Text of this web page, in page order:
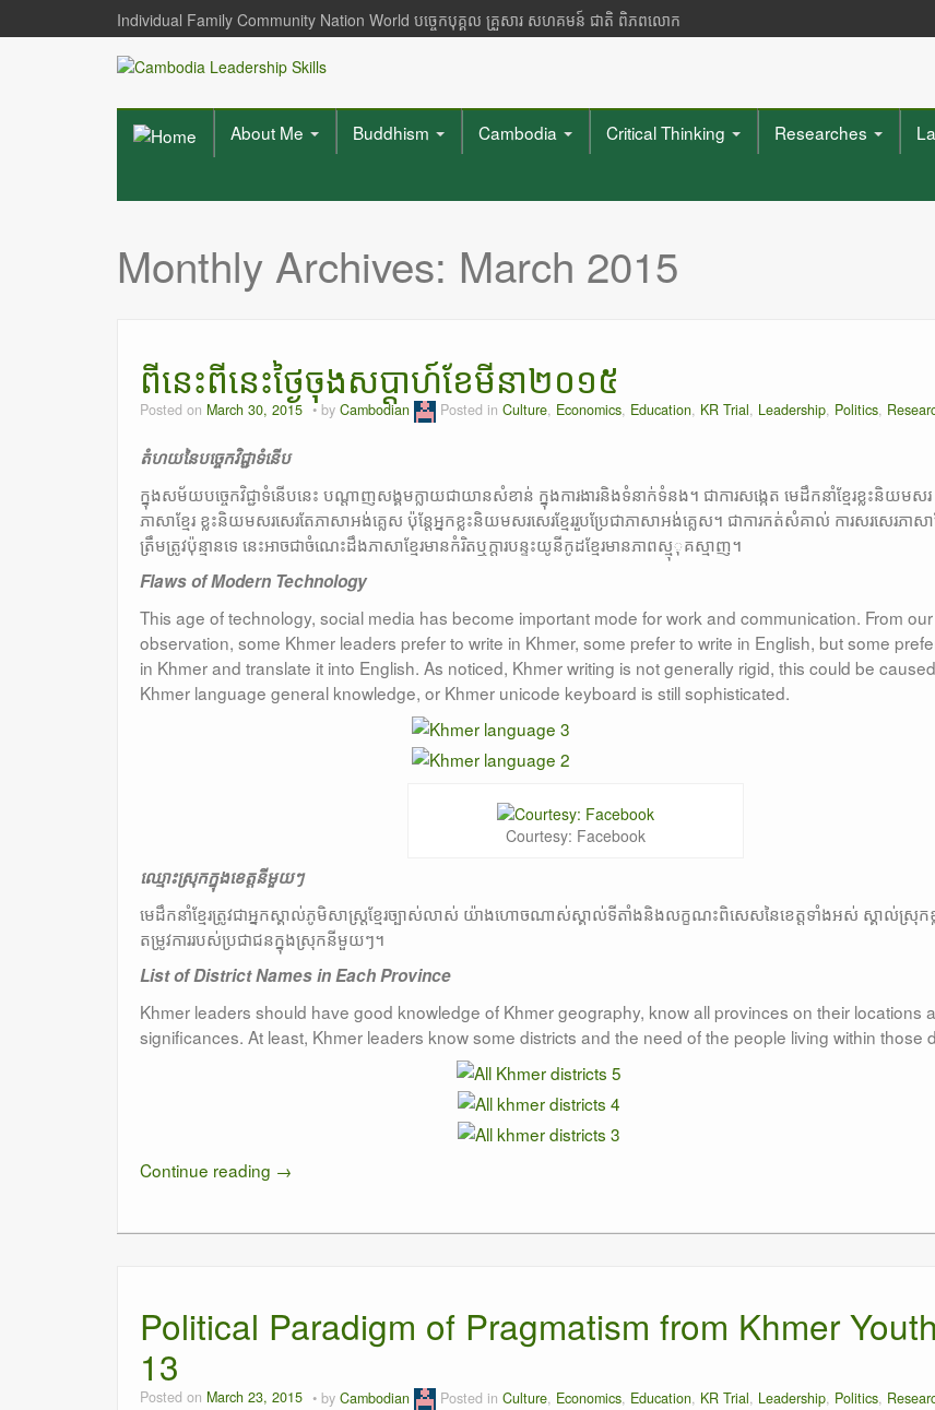
Individual Family Community Nation World បចេ្ចកបុគ្គល គ្រួសារ សហគមន៍ ជាតិ ពិភពលោក
About Me Buddhism Cambodia Critical Thinking Researches
Monthly Archives: March 2015
ពីនេះពីនេះថ្ងៃចុងសប្តាហ៍ខែមីនា២០១៥
Posted on March 30, 2015 by Cambodian Posted in Culture, Economics, Education, KR Trial, Leadership, Politics,
តំហយនៃបច្ចេកវិជ្ជាទំនេីប
ក្នុងសម័យបច្ចេកវិជ្ជាទំនេីបនេះ បណ្តាញសង្គមក្លាយជាយានសំខាន់ ក្នុងការងារនិងទំនាក់ទំនង។ ជាការសង្កេត មេដឹកនាំខ្មែរខ្លះនិយមសរ
ភាសាខ្មែរ ខ្លះនិយមសរសេរតែភាសាអង់គ្លេស ប៉ុន្តែអ្នកខ្លះនិយមសរសេរខ្មែររួបប្រែជាភាសាអង់គ្លេស។ ជាការកត់សំគាល់ ការសរសេរភាសា
ត្រឹមត្រូវប៉ុន្មានទេ នេះអាចជាចំណេះដឹងភាសាខ្មែរមានកំរិតឬក្តារបន្ទះយូនីកូដខ្មែរមានភាពស្មុុគស្មាញ។
Flaws of Modern Technology
This age of technology, social media has become important mode for work and communication. From our
observation, some Khmer leaders prefer to write in Khmer, some prefer to write in English, but some
in Khmer and translate it into English. As noticed, Khmer writing is not generally rigid, this could be
Khmer language general knowledge, or Khmer unicode keyboard is still sophisticated.
Courtesy: Facebook
ឈ្មោះស្រុកក្នុងខេត្តនីមួយៗ
មេដឹកនាំខ្មែរត្រូវជាអ្នកស្គាល់ភូមិសាស្រ្តខ្មែរច្បាស់លាស់ យ៉ាងហោចណាស់ស្គាល់ទីតាំងនិងលក្ខណះពិសេសនៃខេត្តទាំងអស់ ស្គាល់ស្រុក
តម្រូវការរបស់ប្រជាជនក្នុងស្រុកនីមួយៗ។
List of District Names in Each Province
Khmer leaders should have good knowledge of Khmer geography, know all provinces on their locations
significances. At least, Khmer leaders know some districts and the need of the people living within those
Continue reading →
Political Paradigm of Pragmatism from Khmer
13
Posted on March 23, 2015 by Cambodian Posted in Culture Economics Education KR Trial Leadership Politics
"What they